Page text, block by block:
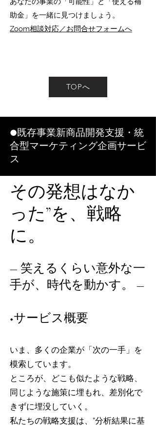
助金」を一緒に見つけましょう。
Zoom相談対応／お問合せフォームへ
TOPへ
●既存事業新商品開発支援・統
合型マーケティング企画サービ
ス
​その発想はなか
った”を、戦略
に。
― 笑えるくらい意外な一
手が、時代を動かす。 ―
◆サービス概要
いま、多くの企業が「次の一手」を
模索しています。
ところが、どこも似たような戦略、
同じような施策に埋もれ、差別化で
きずに埋没していく。
私たちの戦略支援は、“分析結果に基